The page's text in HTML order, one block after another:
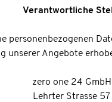
Verantwortliche
personenbezogenen
unserer Angebote
zero one 24 GmbH
Lehrter Strasse 57